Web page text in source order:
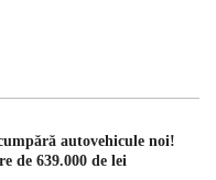
autovehicule noi!
de 639.000 de lei